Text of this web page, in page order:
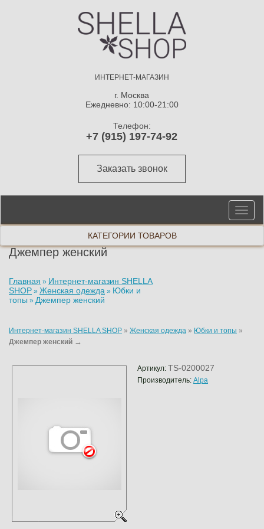
ИНТЕРНЕТ-МАГАЗИН
г. Москва
Ежедневно: 10:00-21:00
Телефон:
+7 (915) 197-74-92
Заказать звонок
КАТЕГОРИИ ТОВАРОВ
Джемпер женский
Главная » Интернет-магазин SHELLA
SHOP » Женская одежда » Юбки и
топы » Джемпер женский
Интернет-магазин SHELLA SHOP » Женская одежда » Юбки и топы »
Джемпер женский →
Артикул: TS-0200027
Производитель: Alpa